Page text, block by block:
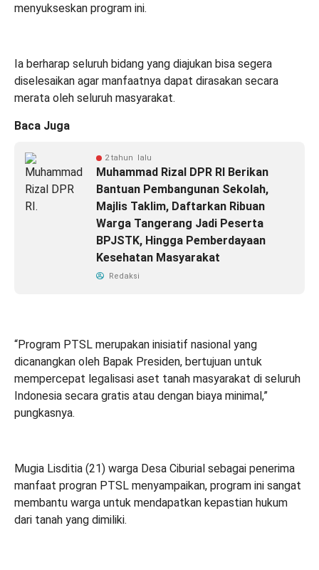
menyukseskan program ini.
Ia berharap seluruh bidang yang diajukan bisa segera
diselesaikan agar manfaatnya dapat dirasakan secara
merata oleh seluruh masyarakat.
Baca Juga
2 tahun lalu
Muhammad Rizal DPR RI Berikan
Bantuan Pembangunan Sekolah,
Majlis Taklim, Daftarkan Ribuan
Warga Tangerang Jadi Peserta
BPJSTK, Hingga Pemberdayaan
Kesehatan Masyarakat
Redaksi
“Program PTSL merupakan inisiatif nasional yang
dicanangkan oleh Bapak Presiden, bertujuan untuk
mempercepat legalisasi aset tanah masyarakat di seluruh
Indonesia secara gratis atau dengan biaya minimal,”
pungkasnya.
Mugia Lisditia (21) warga Desa Ciburial sebagai penerima
manfaat progran PTSL menyampaikan, program ini sangat
membantu warga untuk mendapatkan kepastian hukum
dari tanah yang dimiliki.